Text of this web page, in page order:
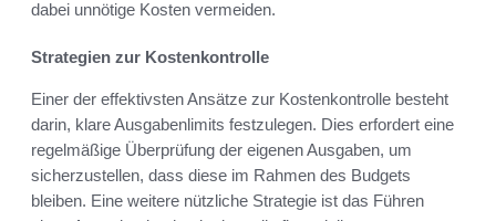
dabei unnötige Kosten vermeiden.
Strategien zur Kostenkontrolle
Einer der effektivsten Ansätze zur Kostenkontrolle besteht
darin, klare Ausgabenlimits festzulegen. Dies erfordert eine
regelmäßige Überprüfung der eigenen Ausgaben, um
sicherzustellen, dass diese im Rahmen des Budgets
bleiben. Eine weitere nützliche Strategie ist das Führen